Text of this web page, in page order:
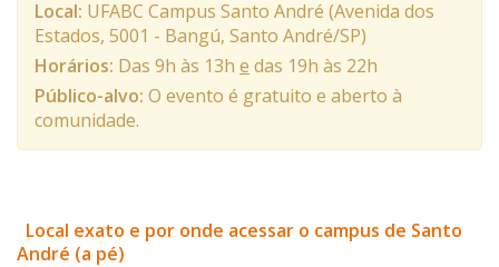
Local: UFABC Campus Santo André (Avenida dos
Estados, 5001 - Bangú, Santo André/SP)
Horários: Das 9h às 13h e das 19h às 22h
Público-alvo: O evento é gratuito e aberto à
comunidade.
Local exato e por onde acessar o campus de Santo
André (a pé)